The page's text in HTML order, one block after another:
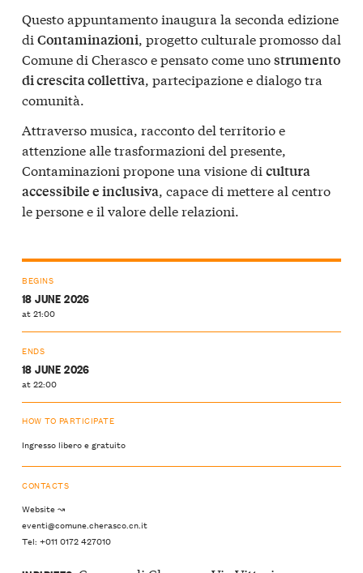
Questo appuntamento inaugura la seconda edizione
di Contaminazioni, progetto culturale promosso dal
Comune di Cherasco e pensato come unostrumento
di crescita collettiva, partecipazione e dialogo tra
comunità.
Attraverso musica, racconto del territorio e
attenzione alle trasformazioni del presente,
Contaminazioni propone una visione di cultura
accessibile e inclusiva, capace di mettere al centro
le persone e il valore delle relazioni.
BEGINS
18 JUNE 2026
at 21:00
ENDS
18 JUNE 2026
at 22:00
HOW TO PARTICIPATE
Ingresso libero e gratuito
CONTACTS
Website ↝
eventi@comune.cherasco.cn.it
Tel: +011 0172 427010